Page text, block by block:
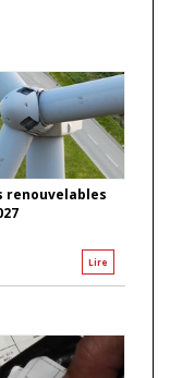
renouvelables
Lire